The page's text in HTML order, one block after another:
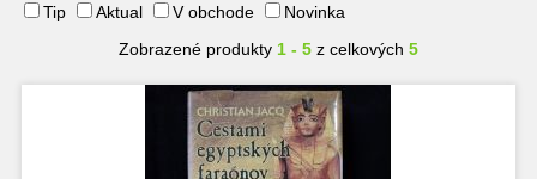
Tip
Aktual V obchode
Novinka
Zobrazené produkty 1 - 5 z celkových 5